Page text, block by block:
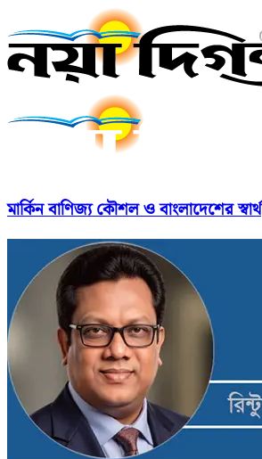
মার্কিন বাণিজ্য কৌশল ও বাংলাদেশের স্বার্থ